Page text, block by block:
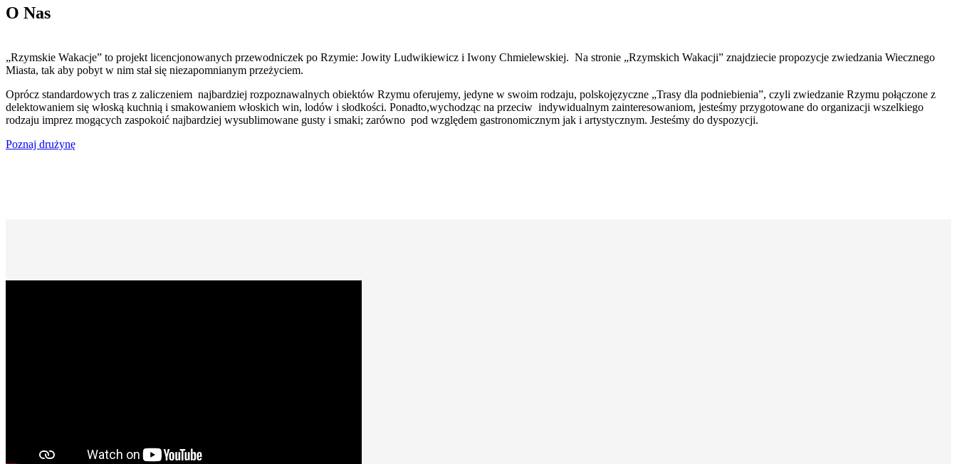
O Nas
„Rzymskie Wakacje” to projekt licencjonowanych przewodniczek po Rzymie: Jowity Ludwikiewicz i Iwony Chmielewskiej. Na stronie „Rzymskich Wakacji” znajdziecie propozycje zwiedzania Wiecznego
Miasta, tak aby pobyt w nim stał się niezapomnianym przeżyciem.
Oprócz standardowych tras z zaliczeniem najbardziej rozpoznawalnych obiektów Rzymu oferujemy, jedyne w swoim rodzaju, polskojęzyczne „Trasy dla podniebienia”, czyli zwiedzanie Rzymu połączone z
delektowaniem się włoską kuchnią i smakowaniem włoskich win, lodów i słodkości. Ponadto,wychodząc na przeciw indywidualnym zainteresowaniom, jesteśmy przygotowane do organizacji wszelkiego
rodzaju imprez mogących zaspokoić najbardziej wysublimowane gusty i smaki; zarówno pod względem gastronomicznym jak i artystycznym. Jesteśmy do dyspozycji.
Poznaj drużynę